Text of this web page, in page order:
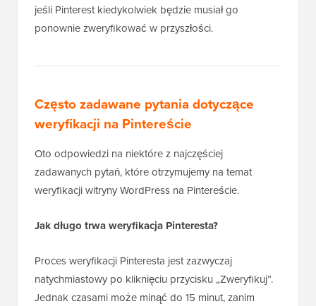
jeśli Pinterest kiedykolwiek będzie musiał go
ponownie zweryfikować w przyszłości.
Często zadawane pytania dotyczące
weryfikacji na Pintereście
Oto odpowiedzi na niektóre z najczęściej
zadawanych pytań, które otrzymujemy na temat
weryfikacji witryny WordPress na Pintereście.
Jak długo trwa weryfikacja Pinteresta?
Proces weryfikacji Pinteresta jest zazwyczaj
natychmiastowy po kliknięciu przycisku „Zweryfikuj”.
Jednak czasami może minąć do 15 minut, zanim